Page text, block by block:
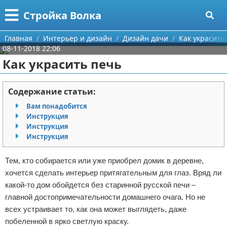
Стройка Волка
Меню
Главная
Категории
Строительство
Мебель
Интерьер и дизайн
Дизайн дачи
Дизайн квартиры
Кухня
Посуда
Ремонт
Ремонт дачи
Ремонт квартиры
Инструменты
Ванная
Поиск
О проекте
Контакты
Сотрудничество
Размещение рекламы
Для правообладателей
Условия предоставления информации
Главная Интерьер и дизайн Дизайн дачи
Как
08-11-2018 22:06
Как украсить печь
Содержание статьи:
Вам понадобится
Инструкция
Инструкция
Инструкция
Тем, кто собирается или уже приобрел домик в деревне,
хочется сделать интерьер притягательным для глаз. Вряд ли
какой-то дом обойдется без старинной русской печи –
главной достопримечательности домашнего очага. Но не
всех устраивает то, как она может выглядеть, даже
побеленной в ярко светлую краску.